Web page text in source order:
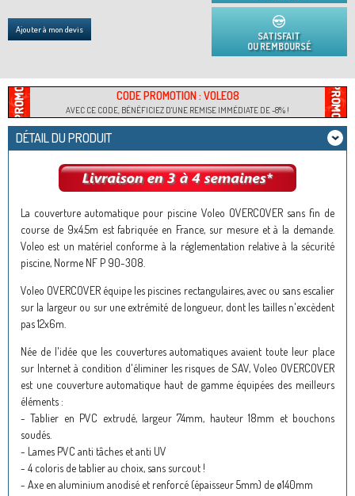
SATISFAIT
OU REMBOURSÉ
Ajouter à mon devis
CODE PROMOTION : VOLEO8
AVEC CE CODE, BÉNÉFICIEZ D'UNE REMISE IMMÉDIATE DE -8% !
DÉTAIL DU PRODUIT
La couverture automatique pour piscine Voleo OVERCOVER sans fin de
course de 9x4.5m est fabriquée en France, sur mesure et à la demande.
Voleo est un matériel conforme à la réglementation relative à la sécurité
piscine, Norme NF P 90-308.
Voleo OVERCOVER équipe les piscines rectangulaires, avec ou sans escalier
sur la largeur ou sur une extrémité de longueur, dont les tailles n'excèdent
pas 12x6m.
Née de l'idée que les couvertures automatiques avaient toute leur place
sur Internet à condition d'éliminer les risques de SAV, Voleo OVERCOVER
est une couverture automatique haut de gamme équipées des meilleurs
éléments :
- Tablier en PVC extrudé, largeur 74mm, hauteur 18mm et bouchons
soudés.
- Lames PVC anti tâches et anti UV
- 4 coloris de tablier au choix, sans surcout !
- Axe en aluminium anodisé et renforcé (épaisseur 5mm) de ø140mm